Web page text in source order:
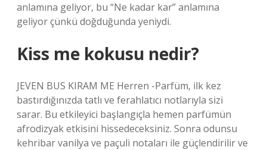
anlamına geliyor, bu “Ne kadar kar” anlamına
geliyor çünkü doğduğunda yeniydi.
Kiss me kokusu nedir?
JEVEN BUS KIRAM ME Herren -Parfüm, ilk kez
bastırdığınızda tatlı ve ferahlatıcı notlarıyla sizi
sarar. Bu etkileyici başlangıçla hemen parfümün
afrodizyak etkisini hissedeceksiniz. Sonra odunsu
kehribar vanilya ve paçuli notaları ile güçlendirilir ve